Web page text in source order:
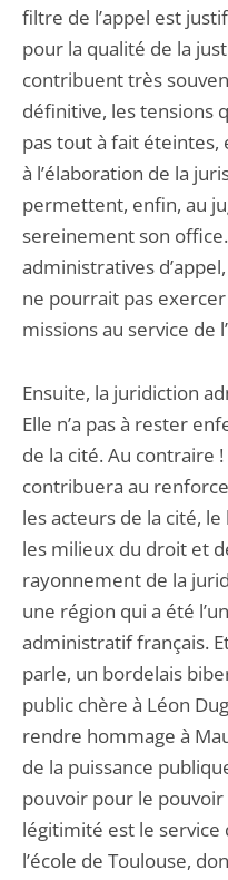
filtre de l’appel est
pour la qualité de la
contribuent très
définitive, les tensions
pas tout à fait
à l’élaboration de la
permettent, enfin, au
sereinement son
administratives
ne pourrait pas
missions au service de
Ensuite, la juridiction
Elle n’a pas à rester
de la cité. Au contraire
contribuera au
les acteurs de la cité,
les milieux du droit et
rayonnement de la
une région qui a été
administratif français.
parle, un bordelais
public chère à Léon
rendre hommage à
de la puissance
pouvoir pour le pouvoir
légitimité est le service
l’école de Toulouse,